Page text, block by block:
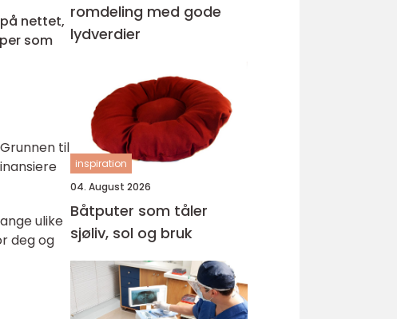
nettet,
som
til
ulike
deg og
romdeling med gode
lydverdier
inspiration
04. August 2026
Båtputer som tåler
sjøliv, sol og bruk